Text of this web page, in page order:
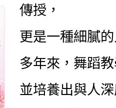
傳授，
更是一種細膩
多年來，舞蹈
並培養出與人